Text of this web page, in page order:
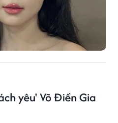
yêu' Võ Điền Gia